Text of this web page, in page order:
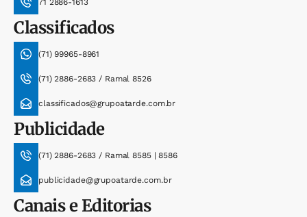
71 2886-1613
Classificados
(71) 99965-8961
(71) 2886-2683 / Ramal 8526
classificados@grupoatarde.com.br
Publicidade
(71) 2886-2683 / Ramal 8585 | 8586
publicidade@grupoatarde.com.br
Canais e Editorias